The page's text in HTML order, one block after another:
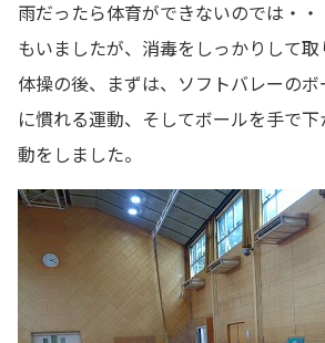
雨だったら体育ができないのでは・
もいましたが、消毒をしっかりして
体操の後、まずは、ソフトバレーの
に慣れる運動、そしてボールを手で
動をしました。